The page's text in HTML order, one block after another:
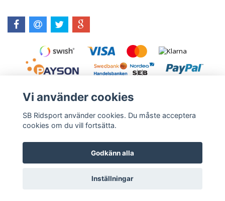
Kontakt Leveranstid & frakt Köpvillkor
© Copyright 2026 SB Ridsport
Vi använder cookies
SB Ridsport använder cookies. Du måste acceptera
cookies om du vill fortsätta.
Godkänn alla
Inställningar